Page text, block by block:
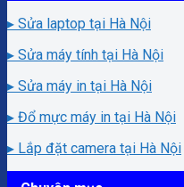
▸ Sửa laptop tại Hà Nội
▸ Sửa máy tính tại Hà Nội
▸ Sửa máy in tại Hà Nội
▸ Đổ mực máy in tại Hà Nội
▸ Lắp đặt camera tại Hà Nội